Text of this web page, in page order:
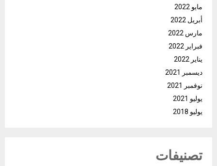
مايو 2022
أبريل 2022
مارس 2022
فبراير 2022
يناير 2022
ديسمبر 2021
نوفمبر 2021
يوليو 2021
يوليو 2018
تصنيفات